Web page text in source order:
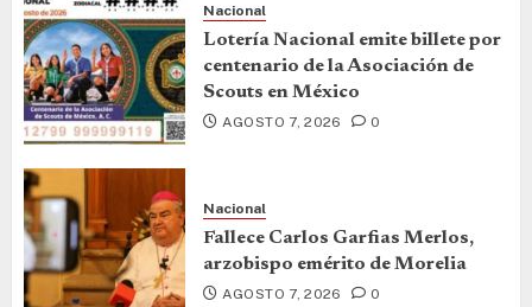
Nacional
Lotería Nacional emite billete por
centenario de la Asociación de
Scouts en México
AGOSTO 7, 2026 0
Nacional
Fallece Carlos Garfias Merlos,
arzobispo emérito de Morelia
AGOSTO 7, 2026 0